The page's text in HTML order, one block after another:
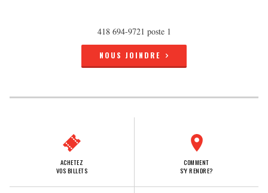
418 694-9721 poste 1
NOUS JOINDRE
ACHETEZ
VOS BILLETS
COMMENT
S'Y RENDRE?